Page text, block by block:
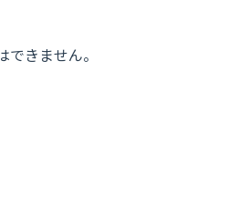
きません。